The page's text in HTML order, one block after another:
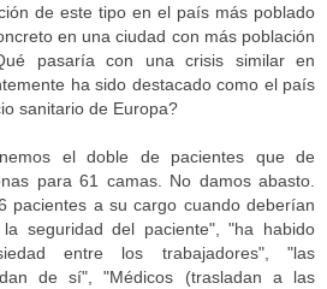
de este tipo en el país más poblado
en una ciudad con más población
pasaría con una crisis similar en
ha sido destacado como el país
sanitario de Europa?
el doble de pacientes que de
para 61 camas. No damos abasto.
pacientes a su cargo cuando deberían
seguridad del paciente", "ha habido
entre los trabajadores", "las
de sí", "Médicos (trasladan a las